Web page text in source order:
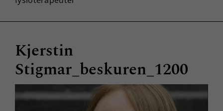
Kjerstin
Stigmar_beskuren_1200